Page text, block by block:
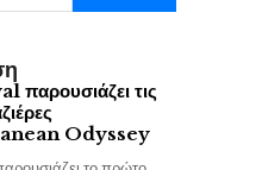
παρουσιάζει τις
Odyssey